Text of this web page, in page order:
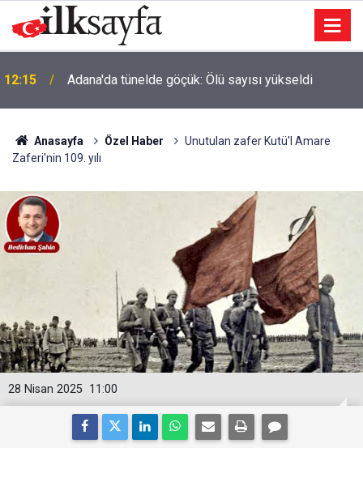
12:15 Adana'da tünelde göçük: Ölü sayısı yükseldi
Anasayfa Özel Haber
Unutulan zafer Kutü'l Amare
Zaferi'nin 109. yılı
11:00
28 Nisan 2025